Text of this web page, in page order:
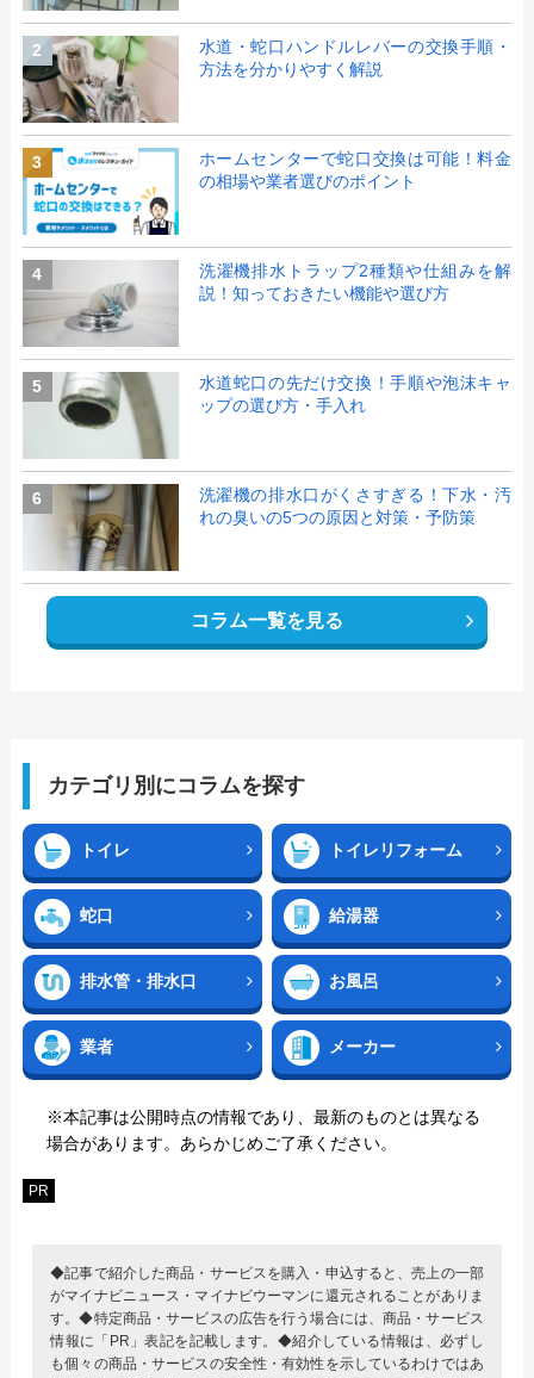
2
水道・蛇口ハンドルレバーの交換手順・
方法を分かりやすく解説
3
ホームセンターで蛇口交換は可能！料金
の相場や業者選びのポイント
4
洗濯機排水トラップ2種類や仕組みを解
説！知っておきたい機能や選び方
5
水道蛇口の先だけ交換！手順や泡沫キャ
ップの選び方・手入れ
6
洗濯機の排水口がくさすぎる！下水・汚
れの臭いの5つの原因と対策・予防策
コラム一覧を見る
カテゴリ別にコラムを探す
トイレ トイレリフォーム
蛇口 給湯器
排水管・排水口 お風呂
業者 メーカー
※本記事は公開時点の情報であり、最新のものとは異なる
場合があります。あらかじめご了承ください。
PR
◆記事で紹介した商品・サービスを購入・申込すると、売上の一部
がマイナビニュース・マイナビウーマンに還元されることがありま
す。◆特定商品・サービスの広告を行う場合には、商品・サービス
情報に「PR」表記を記載します。◆紹介している情報は、必ずし
も個々の商品・サービスの安全性・有効性を示しているわけではあ